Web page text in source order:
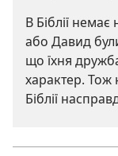
В Біблії
або Давид
що їхня
характер. Тож
Біблії